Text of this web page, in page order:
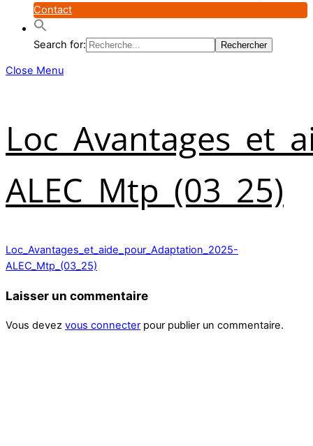
Contact
Search for:
Close Menu
ALEC_Mtp_(03_25)
Loc_Avantages_et_aide_pour_Adaptation_2025-
ALEC_Mtp_(03_25)
Laisser un commentaire
Vous devez vous connecter pour publier un commentaire.